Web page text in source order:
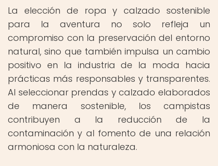
La elección de ropa y calzado sostenible
para la aventura no solo refleja un
compromiso con la preservación del entorno
natural, sino que también impulsa un cambio
positivo en la industria de la moda hacia
prácticas más responsables y transparentes.
Al seleccionar prendas y calzado elaborados
de manera sostenible, los campistas
contribuyen a la reducción de la
contaminación y al fomento de una relación
armoniosa con la naturaleza.